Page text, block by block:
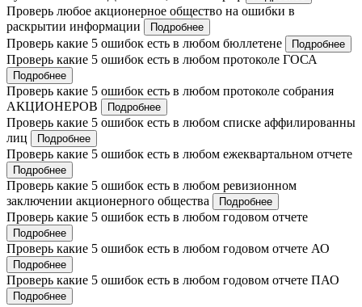
Проверь любое акционерное общество на ошибки в
раскрытии информации
Подробнее
Проверь какие 5 ошибок есть в любом бюллетене Подробнее
Проверь какие 5 ошибок есть в любом протоколе ГОСА
Подробнее
Проверь какие 5 ошибок есть в любом протоколе собрания
АКЦИОНЕРОВ
Подробнее
Проверь какие 5 ошибок есть в любом списке аффилированны
лиц
Подробнее
Проверь какие 5 ошибок есть в любом ежеквартальном отчете
Подробнее
Проверь какие 5 ошибок есть в любом ревизионном
заключении акционерного общества
Подробнее
Проверь какие 5 ошибок есть в любом годовом отчете
Подробнее
Проверь какие 5 ошибок есть в любом годовом отчете АО
Подробнее
Проверь какие 5 ошибок есть в любом годовом отчете ПАО
Подробнее